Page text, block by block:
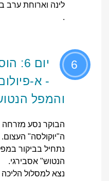
.
6
יום
- א-
והמפל
הבוקר נסע מזרחה
ה"יוקולסה" העצום.
נתחיל בביקור
הנטוש" אסבירגי.
נצא למסלול